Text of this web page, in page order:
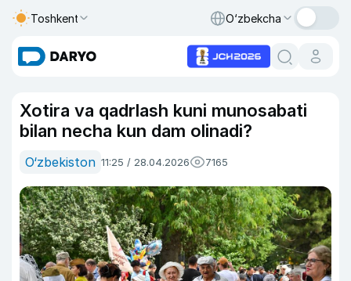
Toshkent O‘zbekcha
Xotira va qadrlash kuni munosabati
bilan necha kun dam olinadi?
O‘zbekiston 11:25 / 28.04.2026 7165